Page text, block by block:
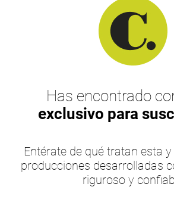
Has encontrado
exclusivo para
Entérate de qué tratan esta
producciones desarrolladas
riguroso y